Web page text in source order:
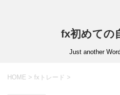
fx初めての
Just another
HOME > fxトレード >